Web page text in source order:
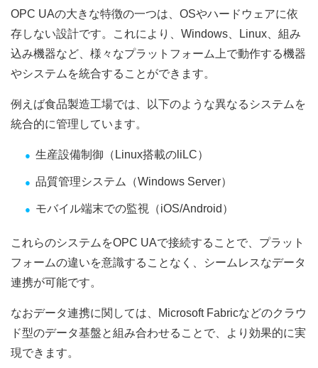
OPC UAの大きな特徴の一つは、OSやハードウェアに依
存しない設計です。これにより、Windows、Linux、組み
込み機器など、様々なプラットフォーム上で動作する機器
やシステムを統合することができます。
例えば食品製造工場では、以下のような異なるシステムを
統合的に管理しています。
生産設備制御（Linux搭載のliLC）
品質管理システム（Windows Server）
モバイル端末での監視（iOS/Android）
これらのシステムをOPC UAで接続することで、プラット
フォームの違いを意識することなく、シームレスなデータ
連携が可能です。
なおデータ連携に関しては、Microsoft Fabricなどのクラウ
ド型のデータ基盤と組み合わせることで、より効果的に実
現できます。